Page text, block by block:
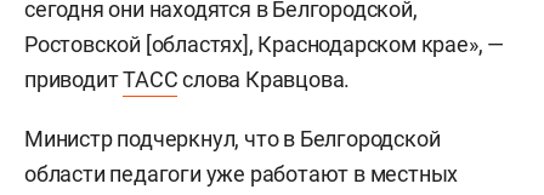
сегодня они находятся в Белгородской,
Ростовской [областях], Краснодарском крае», —
приводитТАССслова Кравцова.
Министр подчеркнул, что в Белгородской
области педагоги уже работают в местных